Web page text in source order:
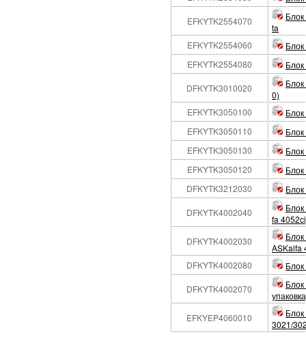
EFKYTK2554070
ta
EFKYTK2554060
EFKYTK2554080
DFKYTK3010020
0)
EFKYTK3050100
EFKYTK3050110
EFKYTK3050130
EFKYTK3050120
DFKYTK3212030
DFKYTK4002040
fa
DFKYTK4002030
ASKalfa
DFKYTK4002080
DFKYTK4002070
EFKYEP4060010
3021/